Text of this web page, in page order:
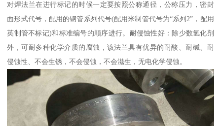
对焊法兰在进行标记的时候一定要按照公称通径，公称压力，密封
面形式代号，配用的钢管系列代号(配用米制管代号为“系列2”，配用
英制管不标记)和标准编号的顺序进行。耐侵蚀性好：除少数氢化剂
外，可耐多种化学介质的腐蚀，该法兰具有优异的耐酸、耐碱、耐
侵蚀性、不会生锈，不会侵蚀，不会滋生，无电化学侵蚀。